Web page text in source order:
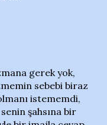
gerek yok,
sebebi biraz
istememdi,
şahsına bir